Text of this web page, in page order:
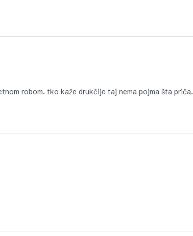
robom. tko kaže drukčije taj nema pojma šta priča.